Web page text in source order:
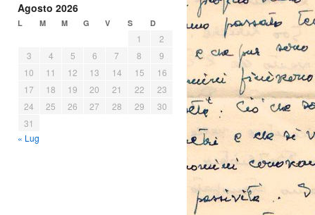
Agosto 2026
L M M G V S D
1
2
3
4 5 6 7 8
9
10
11 12 13 14 15
16
17
18 19 20 21 22
23
24
25 26 27 28 29
30
31
« Lug